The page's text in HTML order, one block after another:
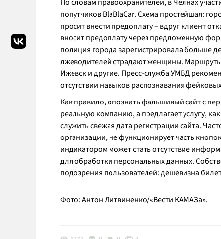
По словам правоохранителей, в Челнах
попутчиков BlaBlaCar. Схема простейшая:
просит внести предоплату – вдруг клиент
вносит предоплату через предложенную
полиция города зарегистрировала больше
лжеводителей страдают женщины. Маршруты
Ижевск и другие. Пресс-служба УМВД
отсутствии навыков распознавания
Как правило, опознать фальшивый сайт с
реальную компанию, а предлагает услугу,
служить свежая дата регистрации сайта.
организации, не функционирует часть
индикатором может стать отсутствие
для обработки персональных данных.
подозрения пользователей: дешевизна
Фото: Антон Литвиненко/«Вести КАМАЗа».